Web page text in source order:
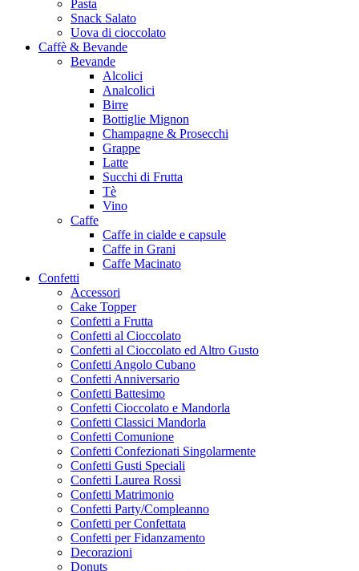
Pasta
Snack Salato
Uova di cioccolato
Caffè & Bevande
Bevande
Alcolici
Analcolici
Birre
Bottiglie Mignon
Champagne & Prosecchi
Grappe
Latte
Succhi di Frutta
Tè
Vino
Caffe
Caffe in cialde e capsule
Caffe in Grani
Caffe Macinato
Confetti
Accessori
Cake Topper
Confetti a Frutta
Confetti al Cioccolato
Confetti al Cioccolato ed Altro Gusto
Confetti Angolo Cubano
Confetti Anniversario
Confetti Battesimo
Confetti Cioccolato e Mandorla
Confetti Classici Mandorla
Confetti Comunione
Confetti Confezionati Singolarmente
Confetti Gusti Speciali
Confetti Laurea Rossi
Confetti Matrimonio
Confetti Party/Compleanno
Confetti per Confettata
Confetti per Fidanzamento
Decorazioni
Donuts